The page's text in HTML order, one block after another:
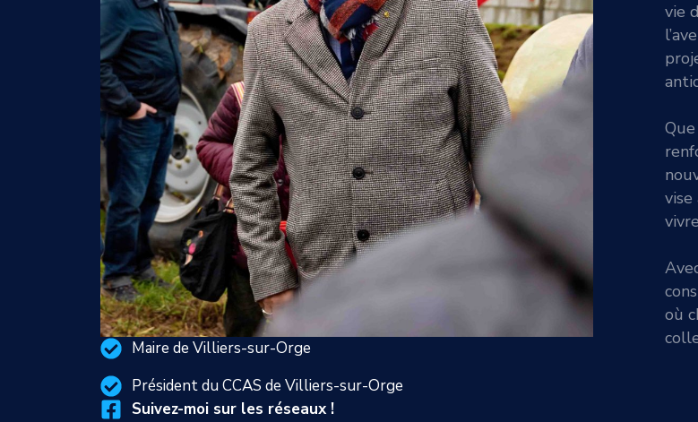
Maire de Villiers-sur-Orge
Président du CCAS de Villiers-sur-Orge
Suivez-moi sur les réseaux !
vie
où